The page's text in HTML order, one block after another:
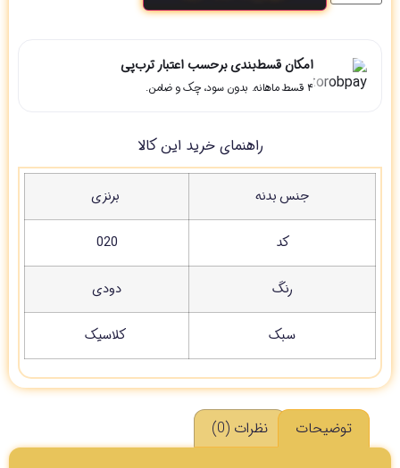
امکان قسط‌بندی برحسب اعتبار ترب‌پی
۴ قسط ماهانه. بدون سود، چک و ضامن.
راهنمای خرید این کالا
جنس بدنه برنزی
کد 020
رنگ دودی
سبک کلاسیک
توضیحات نظرات (0)